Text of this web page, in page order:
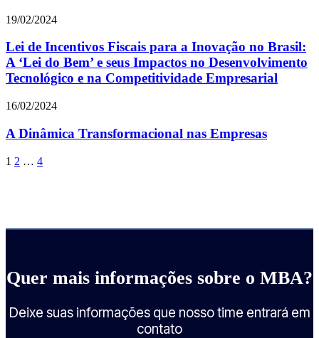
19/02/2024
Lei de Incentivos Fiscais para a Inovação no Brasil:
A ‘Lei do Bem’ e seus Impactos no Desenvolvimento
Tecnológico e na Competitividade Empresarial
16/02/2024
A Dinâmica Transformacional nas Empresas
1 2 … 4
Quer mais informações sobre o MBA?
Deixe suas informações que nosso time entrará em
contato